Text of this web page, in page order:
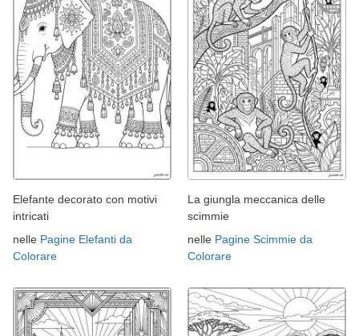
Elefante decorato con motivi
intricati
nelle Pagine Elefanti da
Colorare
La giungla meccanica delle
scimmie
nelle Pagine Scimmie da
Colorare